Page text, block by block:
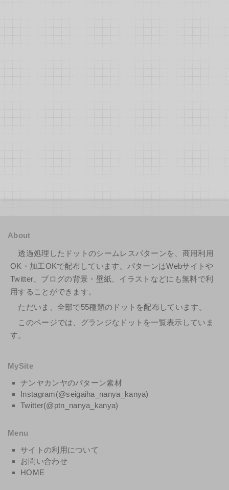
About
透過処理したドットのシームレスパターンを、商用利用
OK・加工OKで配布しています。パターンはWebサイトや
Twitter、ブログの背景・壁紙、イラストなどにも無料で利
用することができます。
ただいま、全部で55種類のドットを配布しています。
このページでは、グランジなドットを一覧表示していま
す。
MySite
ナンヤカンヤのパターン素材
Instagram(@seigaiha_nanya_kanya)
Twitter(@ptn_nanya_kanya)
Menu
サイトの利用について
お問い合わせ
HOME